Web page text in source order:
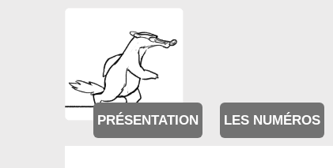
PRÉSENTATION LES NUMÉROS